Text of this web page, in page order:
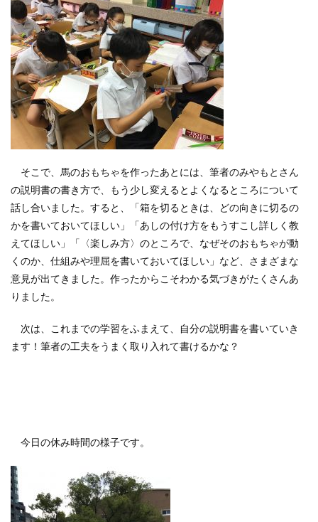
そこで、馬のおもちゃを作ったあとには、筆者のみやもとさん
の説明書の書き方で、もう少し変えるとよくなるところについて
話し合いました。すると、「箱を切るときは、どの向きに切るの
かを書いておいてほしい」「あしの付け方をもうすこし詳しく教
えてほしい」「〈楽しみ方〉のところで、なぜそのおもちゃが動
くのか、仕組みや理屈を書いておいてほしい」など、さまざまな
意見が出てきました。作ったからこそわかる気づきがたくさんあ
りました。
次は、これまでの学習をふまえて、自分の説明書を書いていき
ます！筆者の工夫をうまく取り入れて書けるかな？
今日の休み時間の様子です。